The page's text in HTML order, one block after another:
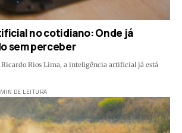
no cotidiano: Onde já
sem perceber
Ricardo Rios Lima, a inteligência artificial já está
DE LEITURA